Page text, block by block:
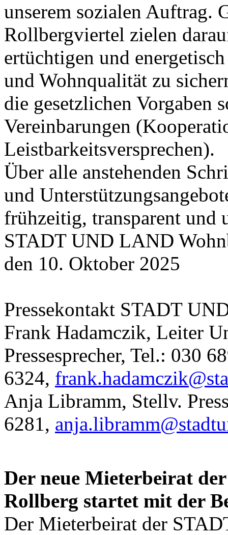
unserem sozialen Auftrag.
Rollbergviertel zielen
ertüchtigen und
und Wohnqualität zu
die gesetzlichen Vorgaben
Vereinbarungen
Leistbarkeitsversprechen).
Über alle anstehenden
und
frühzeitig, transparent und
STADT UND LAND
den 10. Oktober 2025
Pressekontakt STADT
Frank Hadamczik, Leiter
Pressesprecher, Tel.: 030
6324,
Anja Libramm, Stellv.
6281,
Der neue Mieterbeirat
Rollberg startet mit der
Der Mieterbeirat der